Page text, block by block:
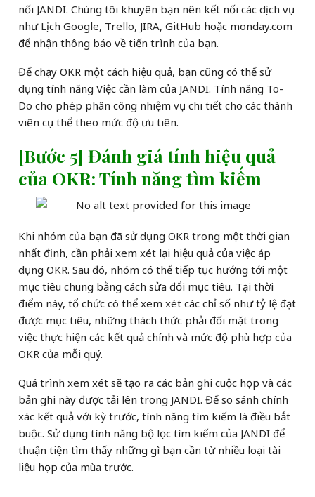
nối JANDI. Chúng tôi khuyên bạn nên kết nối các dịch vụ
như Lịch Google, Trello, JIRA, GitHub hoặc monday.com
để nhận thông báo về tiến trình của bạn.
Để chạy OKR một cách hiệu quả, bạn cũng có thể sử
dụng tính năng Việc cần làm của JANDI. Tính năng To-
Do cho phép phân công nhiệm vụ chi tiết cho các thành
viên cụ thể theo mức độ ưu tiên.
[Bước 5] Đánh giá tính hiệu quả
của OKR: Tính năng tìm kiếm
Khi nhóm của bạn đã sử dụng OKR trong một thời gian
nhất định, cần phải xem xét lại hiệu quả của việc áp
dụng OKR. Sau đó, nhóm có thể tiếp tục hướng tới một
mục tiêu chung bằng cách sửa đổi mục tiêu. Tại thời
điểm này, tổ chức có thể xem xét các chỉ số như tỷ lệ đạt
được mục tiêu, những thách thức phải đối mặt trong
việc thực hiện các kết quả chính và mức độ phù hợp của
OKR của mỗi quý.
Quá trình xem xét sẽ tạo ra các bản ghi cuộc họp và các
bản ghi này được tải lên trong JANDI. Để so sánh chính
xác kết quả với kỳ trước, tính năng tìm kiếm là điều bắt
buộc. Sử dụng tính năng bộ lọc tìm kiếm của JANDI để
thuận tiện tìm thấy những gì bạn cần từ nhiều loại tài
liệu họp của mùa trước.